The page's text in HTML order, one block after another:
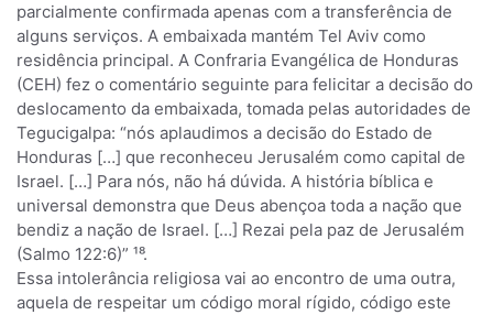
parcialmente confirmada apenas com a transferência de
alguns serviços. A embaixada mantém Tel Aviv como
residência principal. A Confraria Evangélica de Honduras
(CEH) fez o comentário seguinte para felicitar a decisão do
deslocamento da embaixada, tomada pelas autoridades de
Tegucigalpa: “nós aplaudimos a decisão do Estado de
Honduras […] que reconheceu Jerusalém como capital de
Israel. […] Para nós, não há dúvida. A história bíblica e
universal demonstra que Deus abençoa toda a nação que
bendiz a nação de Israel. […] Rezai pela paz de Jerusalém
(Salmo 122:6)” ¹⁸.
Essa intolerância religiosa vai ao encontro de uma outra,
aquela de respeitar um código moral rígido, código este